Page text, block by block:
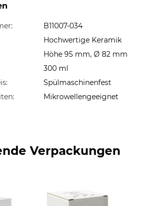
B11007-034
Hochwertige Keramik
Höhe 95 mm, Ø 82 mm
300 ml
Spülmaschinenfest
Mikrowellengeeignet
Verpackungen